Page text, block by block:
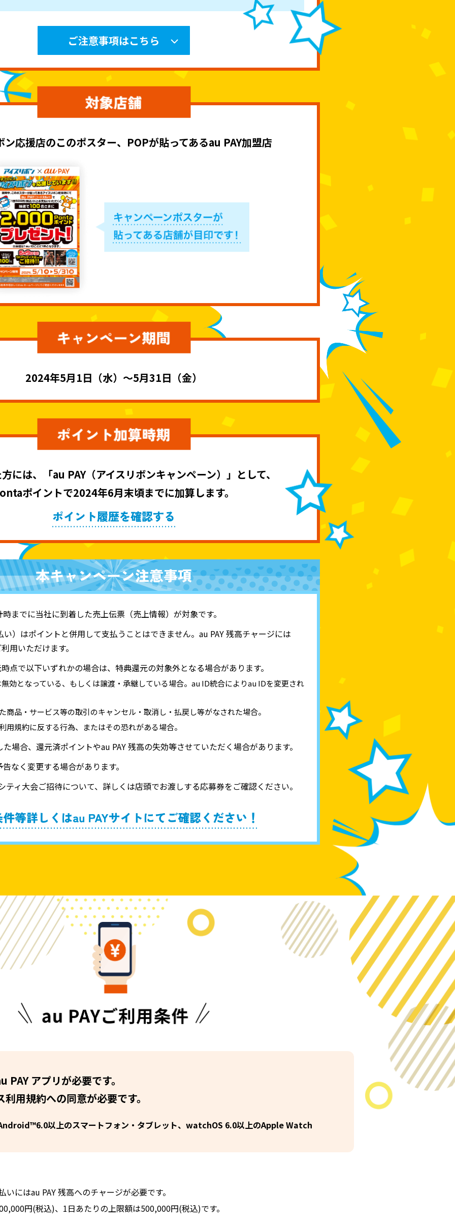
ご注意事項はこちら
ン応援店のこのポスター、POPが貼ってあるau PAY加盟店
2024年5月1日（水）〜5月31日（金）
には、「au PAY（アイスリボンキャンペーン）」として、
ポイントで2024年6月末頃までに加算します。
までに当社に到着した売上伝票（売上情報）が対象です。
い）はポイントと併用して支払うことはできません。au PAY 残高チャージには
用いただけます。
点で以下いずれかの場合は、特典還元の対象外となる場合があります。
効となっている、もしくは譲渡・承継している場合。au ID統合によりau IDを変更され
商品・サービス等の取引のキャンセル・取消し・払戻し等がなされた場合。
用規約に反する行為、またはその恐れがある場合。
場合、還元済ポイントやau PAY 残高の失効等させていただく場合があります。
なく変更する場合があります。
ティ大会ご招待について、詳しくは店頭でお渡しする応募券をご確認ください。
PAY アプリが必要です。
用規約への同意が必要です。
以上のスマートフォン・タブレット、watchOS 6.0以上のApple Watch
にはau PAY 残高へのチャージが必要です。
円(税込)、1日あたりの上限額は500,000円(税込)です。